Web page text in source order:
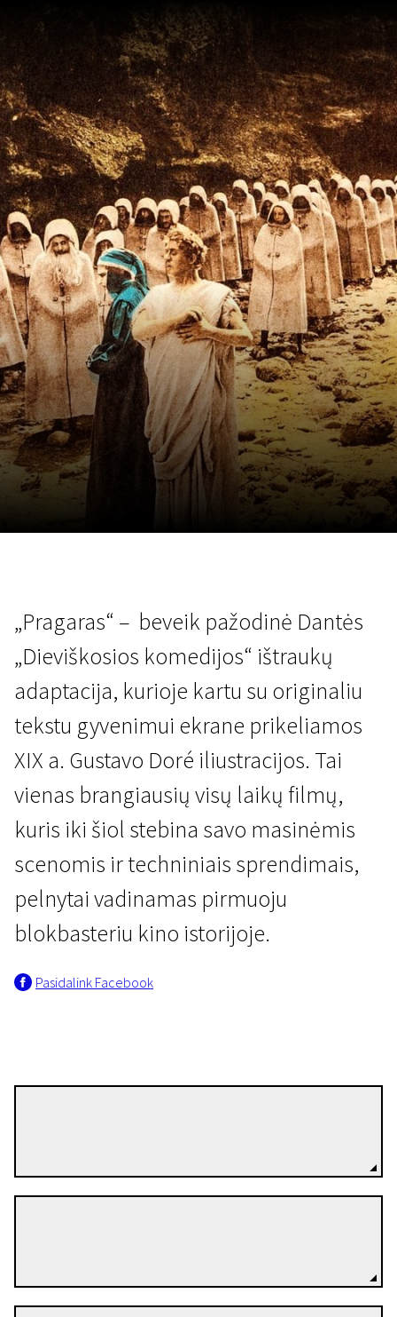
Pragaras
„Pragaras“ – beveik pažodinė Dantės
„Dieviškosios komedijos“ ištraukų
adaptacija, kurioje kartu su originaliu
tekstu gyvenimui ekrane prikeliamos
XIX a. Gustavo Doré iliustracijos. Tai
vienas brangiausių visų laikų filmų,
kuris iki šiol stebina savo masinėmis
scenomis ir techniniais sprendimais,
pelnytai vadinamas pirmuoju
blokbasteriu kino istorijoje.
Pasidalink Facebook